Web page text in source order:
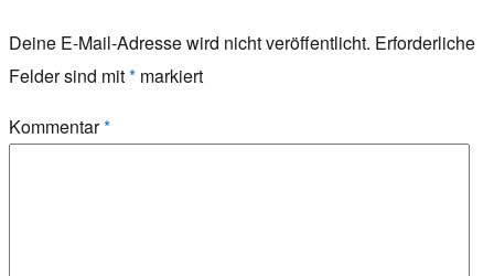
Deine E-Mail-Adresse wird nicht veröffentlicht. Erforderliche
Felder sind mit* markiert
Kommentar*